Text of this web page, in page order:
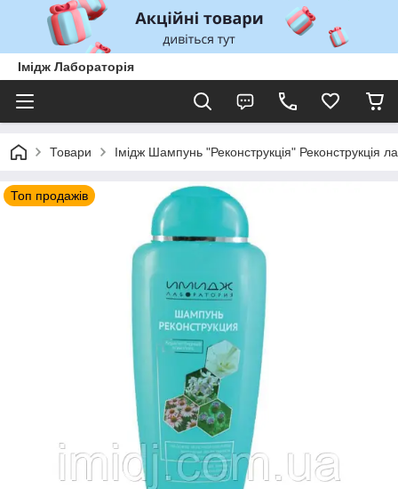
Імідж Лабораторія
Товари Імідж Шампунь "Реконструкція"
Топ продажів